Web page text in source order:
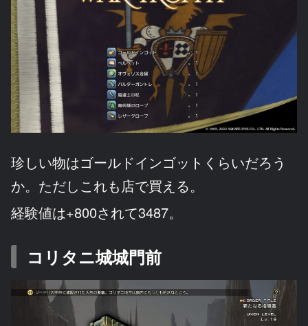
珍しい物はゴールドインゴットくらいだろう
か。ただしこれも店で買える。
経験値は+800されて3487。
コリタニ城城門前